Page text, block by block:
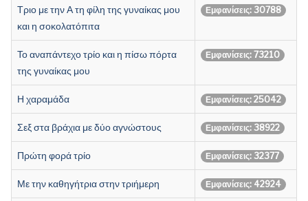
Τριο με την Α τη φίλη της γυναίκας μου
και η σοκολατόπιτα
Εμφανίσεις: 30788
Το αναπάντεχο τρίο και η πίσω πόρτα
της γυναίκας μου
Εμφανίσεις: 73210
Η χαραμάδα Εμφανίσεις: 25042
Σεξ στα βράχια με δύο αγνώστους Εμφανίσεις: 38922
Πρώτη φορά τρίο Εμφανίσεις: 32377
Με την καθηγήτρια στην τριήμερη Εμφανίσεις: 42924